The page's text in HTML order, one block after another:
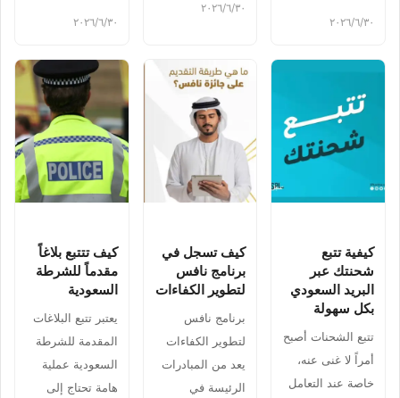
٣٠‏/٦‏/٢٠٢٦
٣٠‏/٦‏/٢٠٢٦
٣٠‏/٦‏/٢٠٢٦
كيفية تتبع
شحنتك عبر
البريد السعودي
بكل سهولة
تتبع الشحنات أصبح
أمراً لا غنى عنه،
خاصة عند التعامل
كيف تسجل في
برنامج نافس
لتطوير الكفاءات
برنامج نافس
لتطوير الكفاءات
يعد من المبادرات
الرئيسة في
كيف تتتبع بلاغاً
مقدماً للشرطة
السعودية
يعتبر تتبع البلاغات
المقدمة للشرطة
السعودية عملية
هامة تحتاج إلى